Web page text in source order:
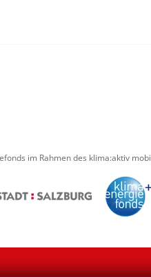
im Rahmen des klima:aktiv